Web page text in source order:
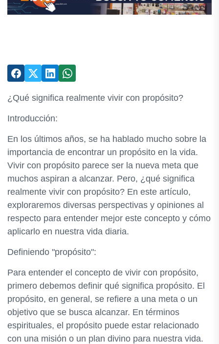
¿Qué significa realmente vivir con propósito?
Introducción:
En los últimos años, se ha hablado mucho sobre la
importancia de encontrar un propósito en la vida.
Vivir con propósito parece ser la nueva meta que
muchos aspiran a alcanzar. Pero, ¿qué significa
realmente vivir con propósito? En este artículo,
exploraremos diversas perspectivas y opiniones al
respecto para entender mejor este concepto y cómo
aplicarlo en nuestra vida diaria.
Definiendo "propósito":
Para entender el concepto de vivir con propósito,
primero debemos definir qué significa propósito. El
propósito, en general, se refiere a una meta o un
objetivo que se busca alcanzar. En términos
espirituales, el propósito puede estar relacionado
con una misión o un plan divino para nuestra vida.